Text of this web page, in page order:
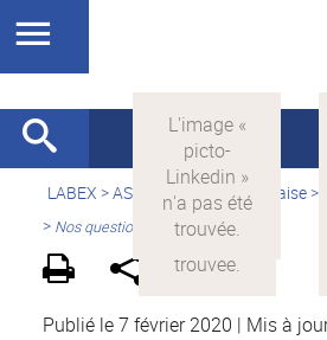
LABEX >ASLAN > Version française>
> Nos questionnements
Publié le 7 février 2020 | Mis à